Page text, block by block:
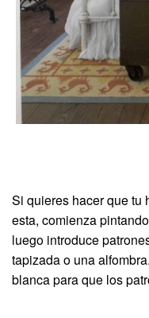
Si quieres hacer que tu
esta, comienza
luego introduce
tapizada o una
blanca para que los